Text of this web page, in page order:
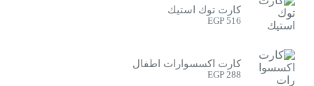
كارت توك استيك
EGP516
كارت اكسسوارات اطفال
EGP288